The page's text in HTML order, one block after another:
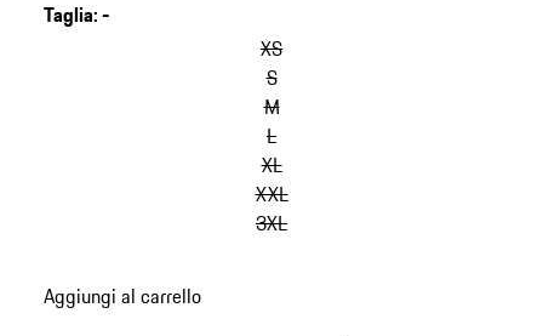
Taglia:-
XS
S
M
L
XL
XXL
3XL
alle
Aggiungi al carrello